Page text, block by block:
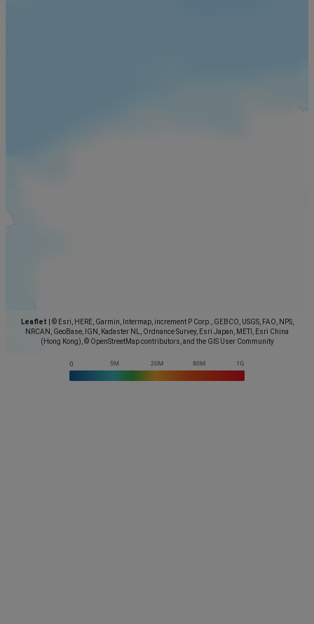
Leaflet
© Esri, HERE, Garmin, Intermap, increment P Corp., GEBCO, USGS, FAO, NPS,
NRCAN, GeoBase, IGN, Kadaster NL, Ordnance Survey, Esri Japan, METI, Esri China
(Hong Kong), © OpenStreetMap contributors, and the GIS User Community